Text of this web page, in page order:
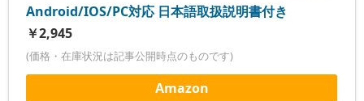
Android/IOS/PC対応 日本語取扱説明書付き
￥2,945
(価格・在庫状況は記事公開時点のものです)
Amazon